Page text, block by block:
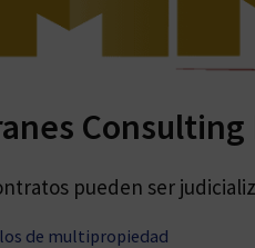
pueden ser
de multipropiedad